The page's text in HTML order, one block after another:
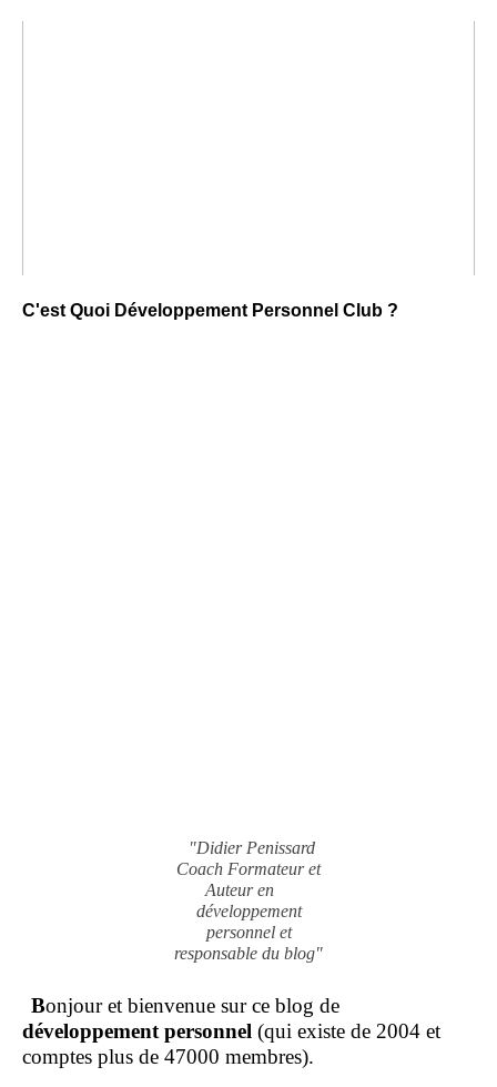
C'est Quoi Développement Personnel Club ?
"Didier Penissard
Coach Formateur et
Auteur en
développement
personnel et
responsable du blog"
Bonjour et bienvenue sur ce blog de
développement personnel (qui existe de 2004 et
comptes plus de 47000 membres).